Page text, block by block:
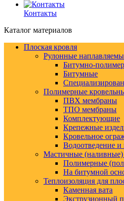
Контакты
Каталог материалов
Плоская кровля
Рулонные
Битумно-
Битумные
Полимерные
ПВХ мембраны
ТПО мембраны
Комплектующие
Крепежные
Кровельное
Водоотведение и
Мастичные (наливные)
Полимерные
На битумной
Теплоизоляция для
Каменная вата
Экструзионный